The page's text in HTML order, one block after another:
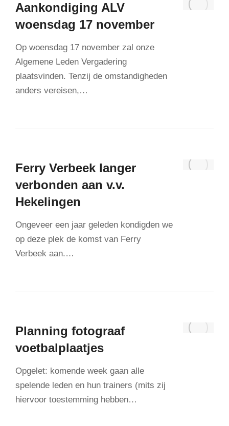
Aankondiging ALV
woensdag 17 november
Op woensdag 17 november zal onze
Algemene Leden Vergadering
plaatsvinden. Tenzij de omstandigheden
anders vereisen,…
Ferry Verbeek langer
verbonden aan v.v.
Hekelingen
Ongeveer een jaar geleden kondigden we
op deze plek de komst van Ferry
Verbeek aan.…
Planning fotograaf
voetbalplaatjes
Opgelet: komende week gaan alle
spelende leden en hun trainers (mits zij
hiervoor toestemming hebben…